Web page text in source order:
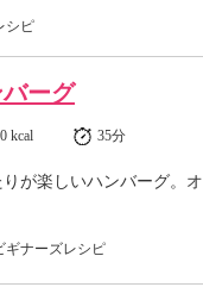
シピ
ーグ
kcal 35分
が楽しいハンバーグ。
ギナーズレシピ